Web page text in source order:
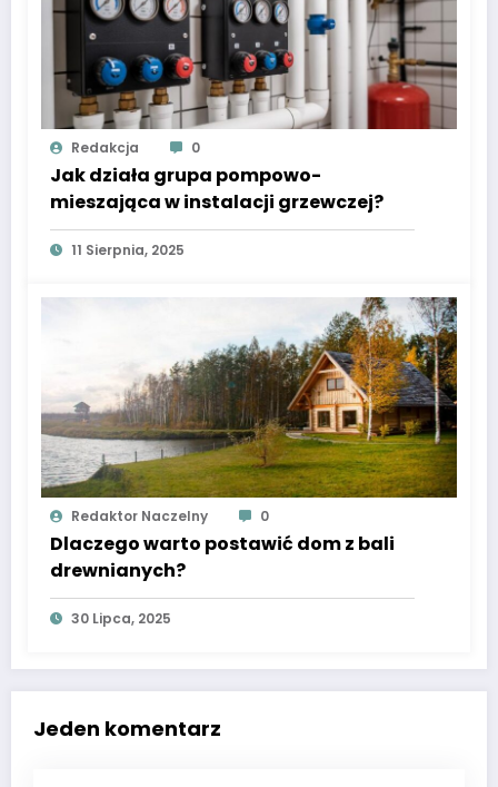
Redakcja 0
Jak działa grupa pompowo-
mieszająca w instalacji grzewczej?
11 Sierpnia, 2025
Redaktor Naczelny 0
Dlaczego warto postawić dom z bali
drewnianych?
30 Lipca, 2025
Jeden komentarz